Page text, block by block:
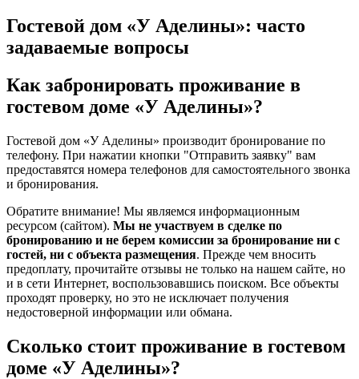
Гостевой дом «У Аделины»: часто
задаваемые вопросы
Как забронировать проживание в
гостевом доме «У Аделины»?
Гостевой дом «У Аделины» производит бронирование по
телефону. При нажатии кнопки "Отправить заявку" вам
предоставятся номера телефонов для самостоятельного звонка
и бронирования.
Обратите внимание! Мы являемся информационным
ресурсом (сайтом). Мы не участвуем в сделке по
бронированию и не берем комиссии за бронирование ни с
гостей, ни с объекта размещения. Прежде чем вносить
предоплату, прочитайте отзывы не только на нашем сайте, но
и в сети Интернет, воспользовавшись поиском. Все объекты
проходят проверку, но это не исключает получения
недостоверной информации или обмана.
Сколько стоит проживание в гостевом
доме «У Аделины»?